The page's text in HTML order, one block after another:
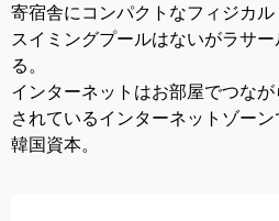
寄宿舎にコンパクトなフィジカル
スイミングプールはないがラサ
る。
インターネットはお部屋でつな
されているインターネットゾーン
韓国資本。